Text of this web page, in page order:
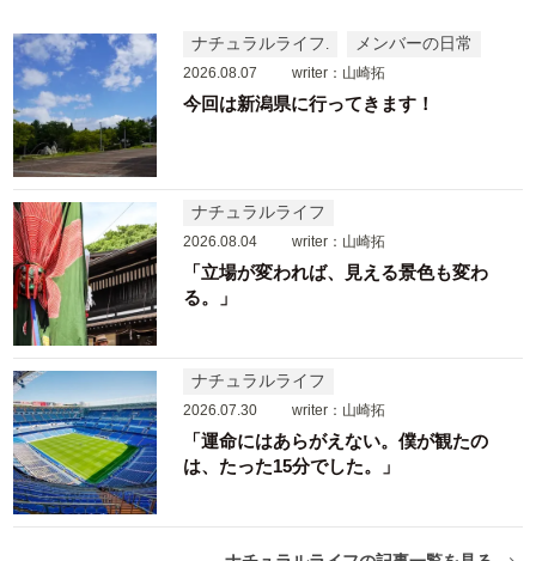
ナチュラルライフ メンバーの日常
2026.08.07 writer：山崎拓
今回は新潟県に行ってきます！
ナチュラルライフ
2026.08.04 writer：山崎拓
「立場が変われば、見える景色も変わ
る。」
ナチュラルライフ
2026.07.30 writer：山崎拓
「運命にはあらがえない。僕が観たの
は、たった15分でした。」